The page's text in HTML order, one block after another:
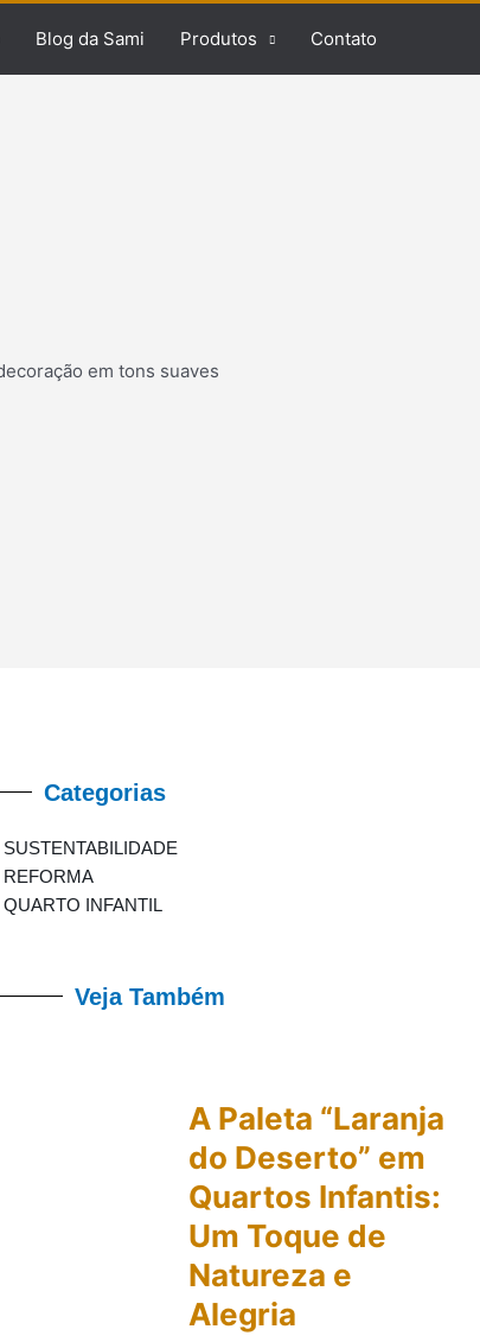
Blog da Sami Produtos Contato
Categorias
SUSTENTABILIDADE
REFORMA
QUARTO INFANTIL
Veja Também
A Paleta “Laranja
do Deserto” em
Quartos Infantis:
Um Toque de
Natureza e
Alegria